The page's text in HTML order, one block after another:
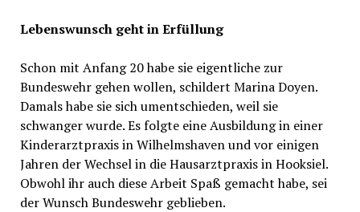
Lebenswunsch geht in Erfüllung
Schon mit Anfang 20 habe sie eigentliche zur
Bundeswehr gehen wollen, schildert Marina Doyen.
Damals habe sie sich umentschieden, weil sie
schwanger wurde. Es folgte eine Ausbildung in einer
Kinderarztpraxis in Wilhelmshaven und vor einigen
Jahren der Wechsel in die Hausarztpraxis in Hooksiel.
Obwohl ihr auch diese Arbeit Spaß gemacht habe, sei
der Wunsch Bundeswehr geblieben.